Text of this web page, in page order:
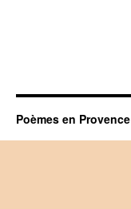
Poèmes en Provence